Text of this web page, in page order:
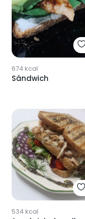
674 kcal
Sándwich
534 kcal